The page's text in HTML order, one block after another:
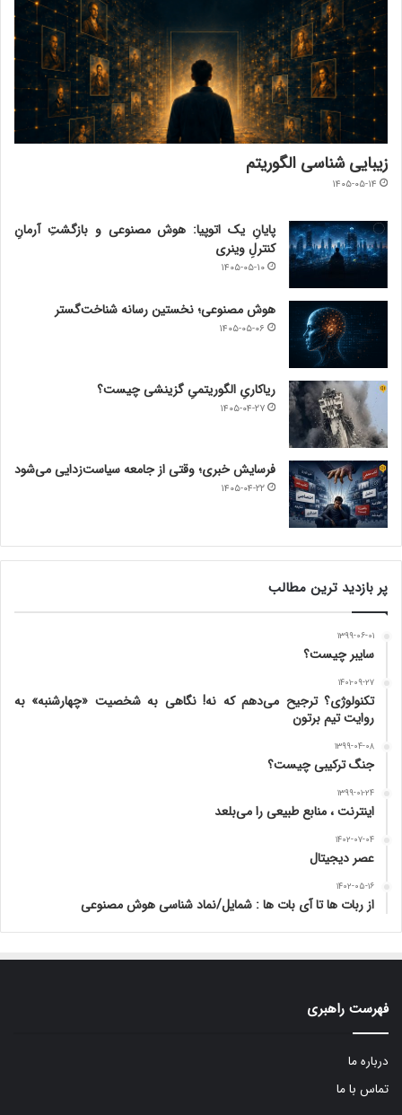
زیبایی شناسی الگوریتم
۱۴۰۵-۰۵-۱۴
پایانِ یک اتوپیا: هوش مصنوعی و بازگشتِ آرمانِ
کنترلِ وینری
۱۴۰۵-۰۵-۱۰
هوش مصنوعی؛ نخستین رسانه شناخت‌گستر
۱۴۰۵-۰۵-۰۶
ریاکاریِ الگوریتمیِ گزینشی چیست؟
۱۴۰۵-۰۴-۲۷
فرسایش خبری؛ وقتی از جامعه سیاست‌زدایی می‌شود
۱۴۰۵-۰۴-۲۲
پر بازدید ترین مطالب
۱۳۹۹-۰۶-۰۱
سایبر چیست؟
۱۴۰۱-۰۹-۲۷
تکنولوژی؟ ترجیح می‌دهم که نه! نگاهی به شخصیت «چهارشنبه» به
روایت تیم برتون
۱۳۹۹-۰۴-۰۸
جنگ ترکیبی چیست؟
۱۳۹۹-۰۱-۲۴
اینترنت ، منابع طبیعی را می‌بلعد
۱۴۰۲-۰۷-۰۴
عصر دیجیتال
۱۴۰۲-۰۵-۱۶
از ربات ها تا آی بات ها : شمایل/نماد شناسی هوش مصنوعی
فهرست راهبری
درباره ما
تماس با ما